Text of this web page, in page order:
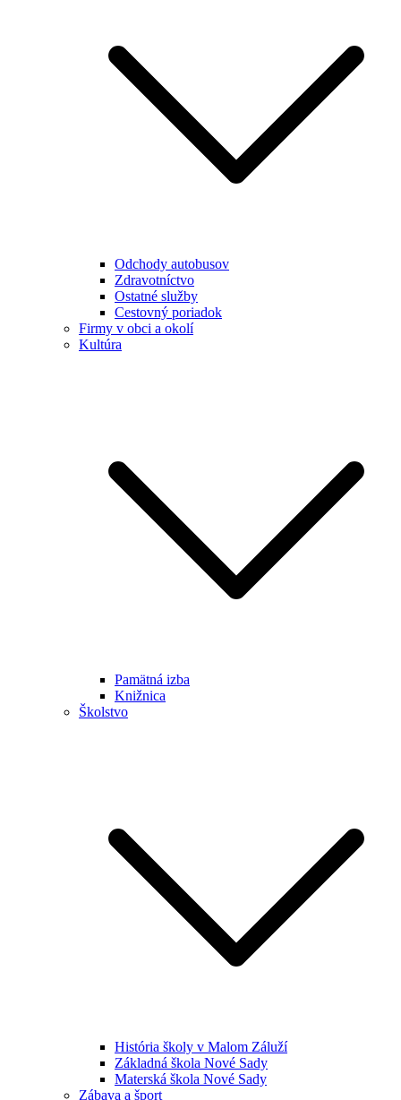
Odchody autobusov
Zdravotníctvo
Ostatné služby
Cestovný poriadok
Firmy v obci a okolí
Kultúra
Pamätná izba
Knižnica
Školstvo
História školy v Malom Záluží
Základná škola Nové Sady
Materská škola Nové Sady
Zábava a šport